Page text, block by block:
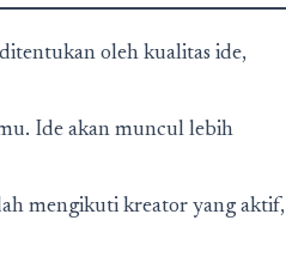
oleh kualitas ide,
Ide akan muncul lebih
mengikuti kreator yang aktif,